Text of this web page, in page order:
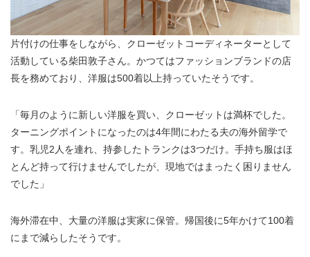
片付けの仕事をしながら、クローゼットコーディネーターとして
活動している柴田敦子さん。かつてはファッションブランドの店
長を務めており、洋服は500着以上持っていたそうです。
「毎月のように新しい洋服を買い、クローゼットは満杯でした。
ターニングポイントになったのは4年間にわたる夫の海外留学で
す。乳児2人を連れ、持参したトランクは3つだけ。手持ち服はほ
とんど持って行けませんでしたが、現地ではまったく困りません
でした」
海外滞在中、大量の洋服は実家に保管。帰国後に5年かけて100着
にまで減らしたそうです。